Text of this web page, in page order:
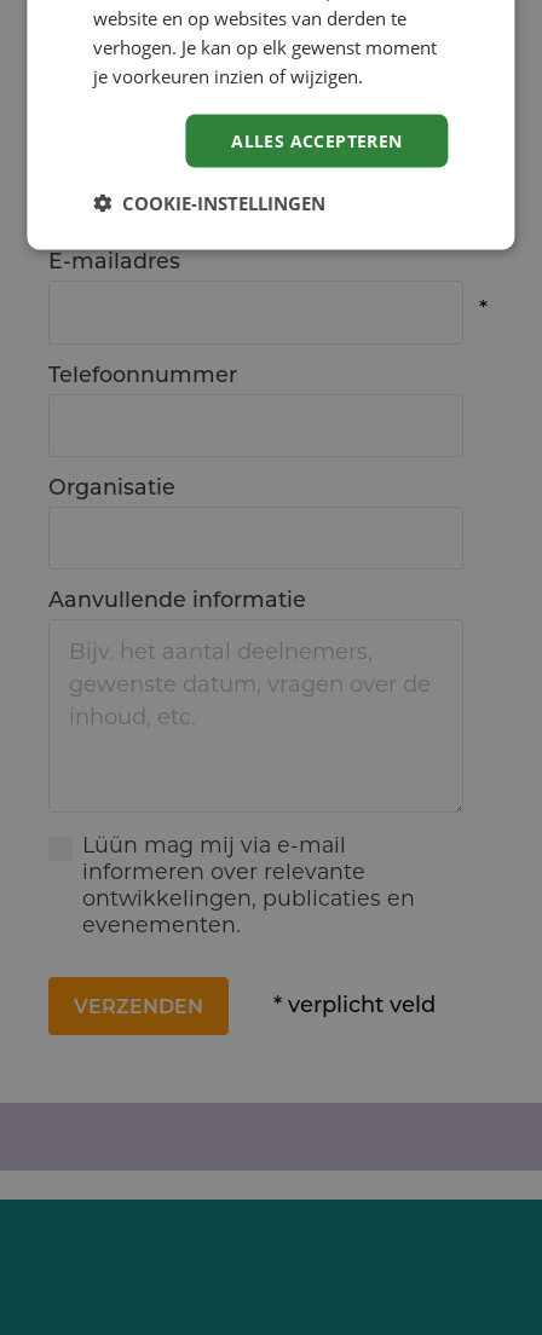
Voornaam
E-mailadres
Telefoonnummer
Organisatie
Aanvullende informatie
Lüün mag mij via e-mail
informeren over relevante
ontwikkelingen, publicaties en
evenementen.
* verplicht veld
website en op websites van derden te
verhogen. Je kan op elk gewenst moment
je voorkeuren inzien of wijzigen.
ALLES ACCEPTEREN
COOKIE-INSTELLINGEN